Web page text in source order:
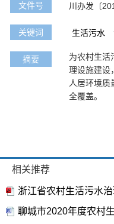
文件号 川办发〔
关键词 生活污水
摘要
为农村生活
理设施建设
人居环境质
全覆盖。
相关推荐